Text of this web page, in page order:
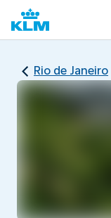
Rio de Janeiro